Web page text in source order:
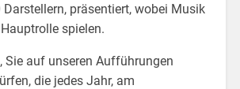
präsentiert, wobei Musik
spielen.
Sie auf unseren Aufführungen
die jedes Jahr, am